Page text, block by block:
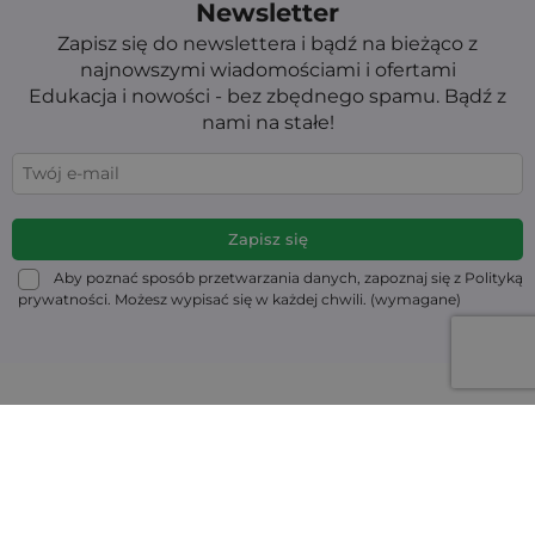
Newsletter
Zapisz się do newslettera i bądź na bieżąco z
najnowszymi wiadomościami i ofertami
Edukacja i nowości - bez zbędnego spamu. Bądź z
nami na stałe!
Aby poznać sposób przetwarzania danych, zapoznaj się z Polityką
prywatności. Możesz wypisać się w każdej chwili. (wymagane)